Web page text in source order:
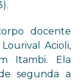
docente
Acioli,
Itambi. Ela
segunda a